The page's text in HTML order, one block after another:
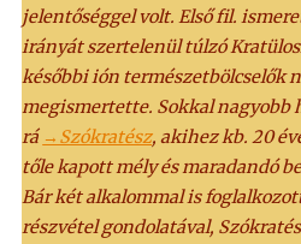
jelentőséggel volt. Első fil.
irányát szertelenül túlzó
későbbi ión természetbölcselők
megismertette. Sokkal nagyobb
rá →Szókratész, akihez kb. 20
tőle kapott mély és maradandó
Bár két alkalommal is
részvétel gondolatával,